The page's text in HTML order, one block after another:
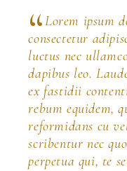
Lorem ipsum
consectetur
luctus nec
dapibus leo.
ex fastidii
rebum equidem,
reformidans cu
scribentur nec
perpetua qui, te